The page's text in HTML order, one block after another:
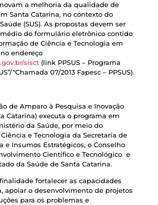
a melhoria da qualidade de
Santa Catarina, no contexto do
(SUS). As propostas devem ser
do formulário eletrônico contido
de Ciência e Tecnologia em
endereço
sisct (link PPSUS – Programa
“Chamada 07/2013 Fapesc – PPSUS).
de Amparo à Pesquisa e Inovação
Catarina) executa o programa em
da Saúde, por meio do
e Tecnologia da Secretaria de
e Insumos Estratégicos, o Conselho
Científico e Tecnológico e
da Saúde de Santa Catarina.
fortalecer as capacidades
apoiar o desenvolvimento de projetos
para os problemas e